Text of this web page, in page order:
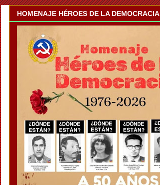
HOMENAJE HÉROES DE LA DEMOCRACIA